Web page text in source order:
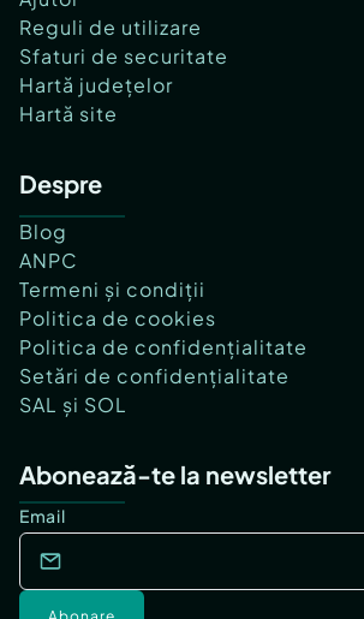
Reguli de utilizare
Sfaturi de securitate
Hartă județelor
Hartă site
Despre
Blog
ANPC
Termeni și condiții
Politica de cookies
Politica de confidențialitate
Setări de confidențialitate
SAL și SOL
Abonează-te la newsletter
Email